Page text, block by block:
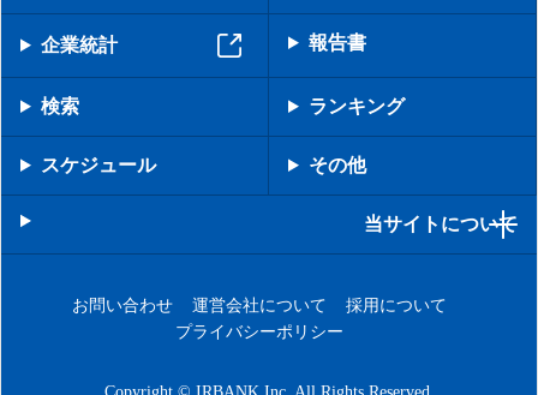
企業統計 報告書
検索 ランキング
スケジュール その他
当サイトについて
お問い合わせ 運営会社について
採用について
プライバシーポリシー